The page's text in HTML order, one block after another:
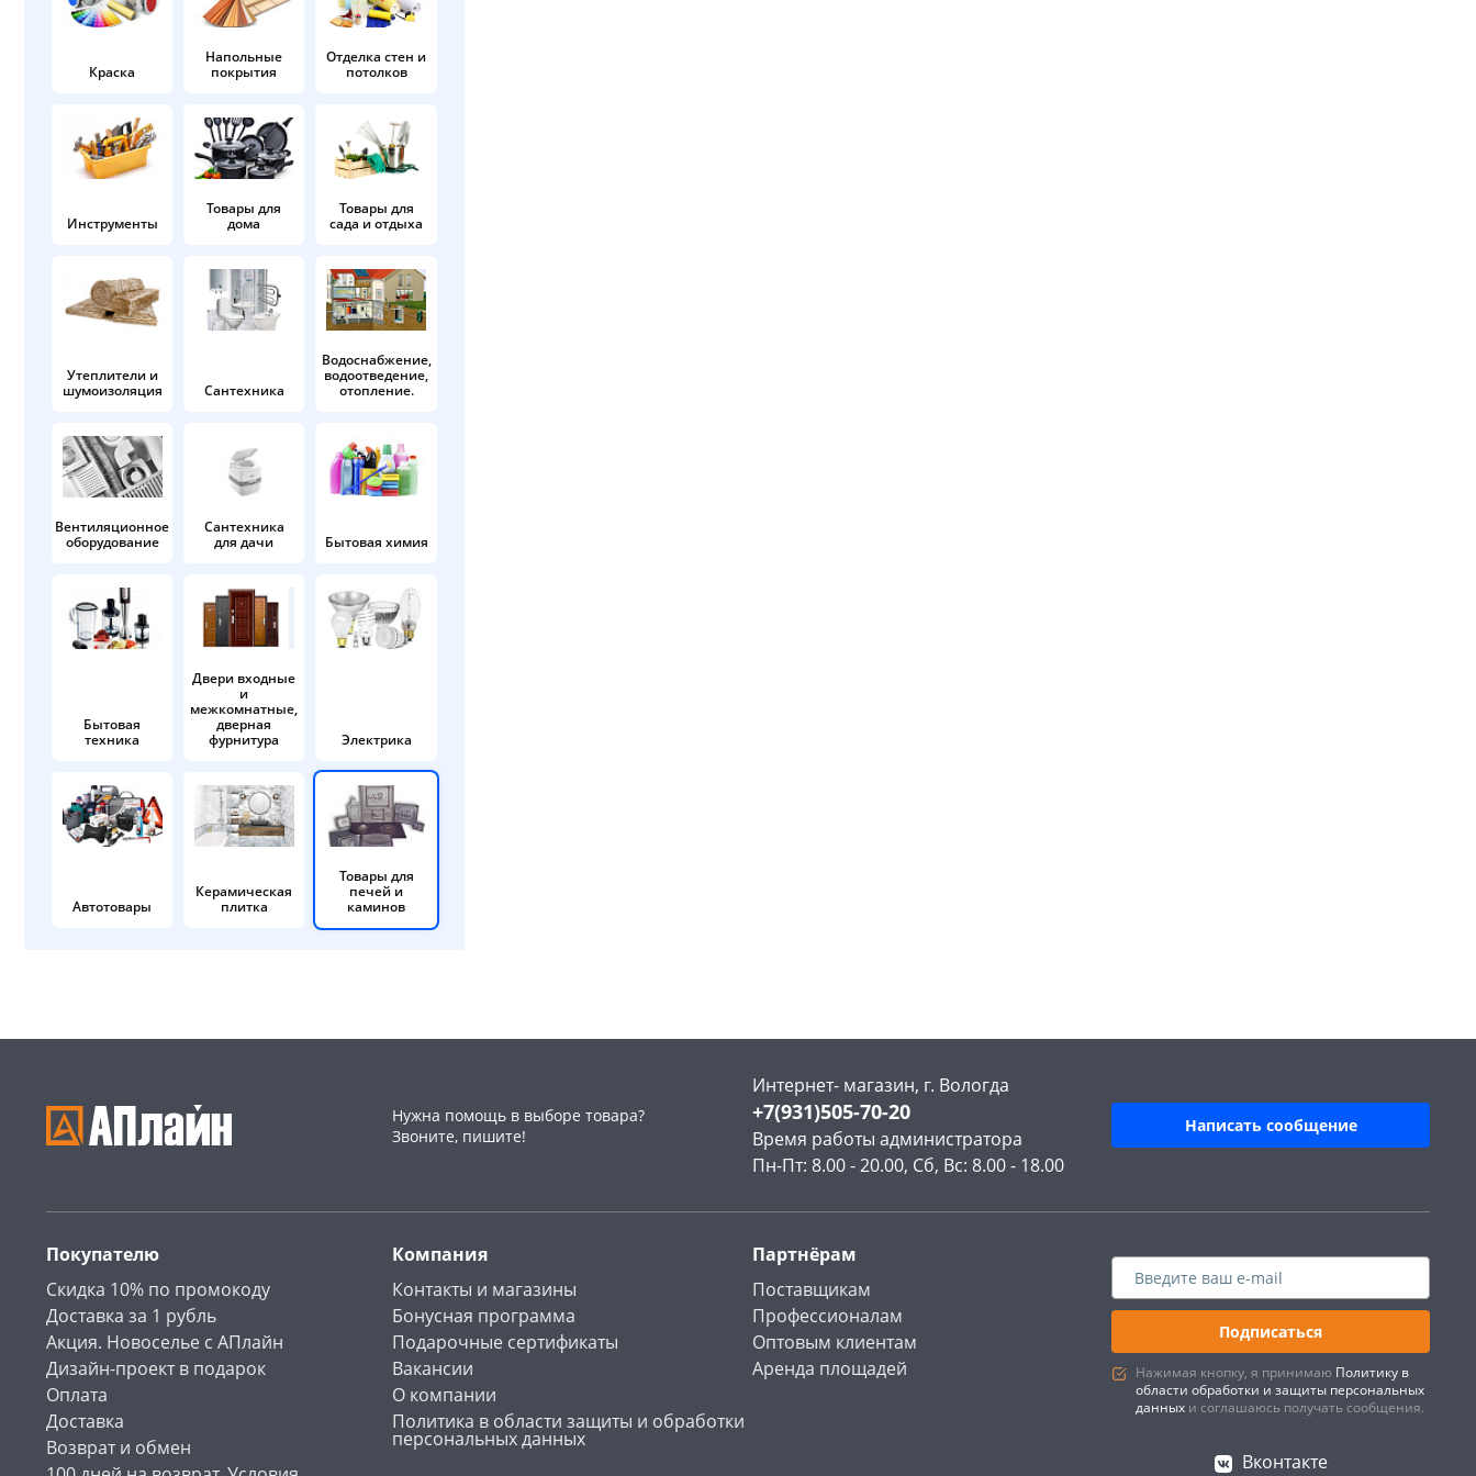
Краска
Напольные
покрытия
Отделка стен и
потолков
Инструменты
Товары для
дома
Товары для
сада и отдыха
Утеплители и
шумоизоляция
Сантехника
Водоснабжение,
водоотведение,
отопление.
Вентиляционное
оборудование
Сантехника
для дачи
Бытовая химия
Бытовая
техника
Двери входные
и
межкомнатные,
дверная
фурнитура
Электрика
Автотовары
Керамическая
плитка
Товары для
печей и
каминов
Нужна помощь в выборе товара?
Звоните, пишите!
Интернет- магазин, г. Вологда
+7(931)505-70-20
Время работы администратора
Пн-Пт: 8.00 - 20.00, Сб, Вс: 8.00 - 18.00
Написать сообщение
Покупателю
Скидка 10% по промокоду
Доставка за 1 рубль
Акция. Новоселье с АПлайн
Дизайн-проект в подарок
Оплата
Доставка
Возврат и обмен
Компания
Контакты и магазины
Бонусная программа
Подарочные сертификаты
Вакансии
О компании
Политика в области защиты и обработки
персональных данных
Партнёрам
Поставщикам
Профессионалам
Оптовым клиентам
Аренда площадей
Подписаться
Нажимая кнопку, я принимаю Политику в
области обработки и защиты персональных
данных и соглашаюсь получать сообщения.
Вконтакте
раз в 2 недели